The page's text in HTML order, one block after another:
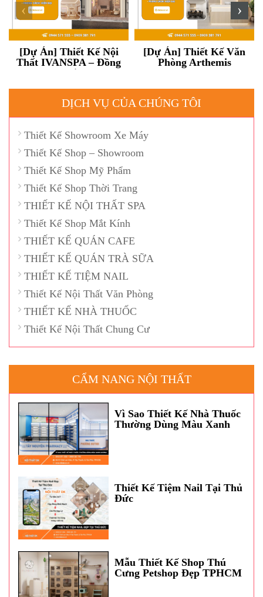
[Dự Án] Thiết Kế Nội
Thất IVANSPA – Đồng
Nai
[Dự Án] Thiết Kế Văn
Phòng Arthemis
›
‹
DỊCH VỤ CỦA CHÚNG TÔI
Thiết Kế Showroom Xe Máy
Thiết Kế Shop – Showroom
Thiết Kế Shop Mỹ Phẩm
Thiết Kế Shop Thời Trang
THIẾT KẾ NỘI THẤT SPA
Thiết Kế Shop Mắt Kính
THIẾT KẾ QUÁN CAFE
THIẾT KẾ QUÁN TRÀ SỮA
THIẾT KẾ TIỆM NAIL
Thiết Kế Nội Thất Văn Phòng
THIẾT KẾ NHÀ THUỐC
Thiết Kế Nội Thất Chung Cư
CẨM NANG NỘI THẤT
Vì Sao Thiết Kế Nhà Thuốc
Thường Dùng Màu Xanh
Thiết Kế Tiệm Nail Tại Thủ
Đức
Mẫu Thiết Kế Shop Thú
Cưng Petshop Đẹp TPHCM